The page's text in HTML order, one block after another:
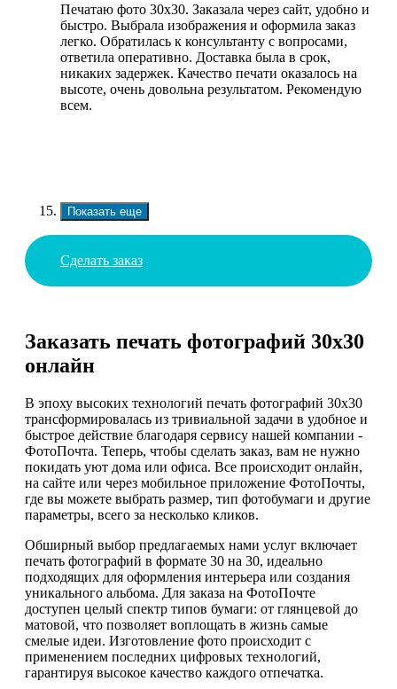
Печатаю фото 30х30. Заказала через сайт, удобно и
быстро. Выбрала изображения и оформила заказ
легко. Обратилась к консультанту с вопросами,
ответила оперативно. Доставка была в срок,
никаких задержек. Качество печати оказалось на
высоте, очень довольна результатом. Рекомендую
всем.
Показать еще
Сделать заказ
Заказать печать фотографий 30х30
онлайн
В эпоху высоких технологий печать фотографий 30х30
трансформировалась из тривиальной задачи в удобное и
быстрое действие благодаря сервису нашей компании -
ФотоПочта. Теперь, чтобы сделать заказ, вам не нужно
покидать уют дома или офиса. Все происходит онлайн,
на сайте или через мобильное приложение ФотоПочты,
где вы можете выбрать размер, тип фотобумаги и другие
параметры, всего за несколько кликов.
Обширный выбор предлагаемых нами услуг включает
печать фотографий в формате 30 на 30, идеально
подходящих для оформления интерьера или создания
уникального альбома. Для заказа на ФотоПочте
доступен целый спектр типов бумаги: от глянцевой до
матовой, что позволяет воплощать в жизнь самые
смелые идеи. Изготовление фото происходит с
применением последних цифровых технологий,
гарантируя высокое качество каждого отпечатка.